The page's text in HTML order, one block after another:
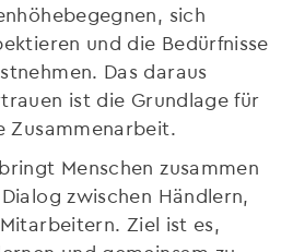
sich
und die Bedürfnisse
Das daraus
ist die Grundlage für
Zusammenarbeit.
Menschen zusammen
zwischen Händlern,
Ziel ist es,